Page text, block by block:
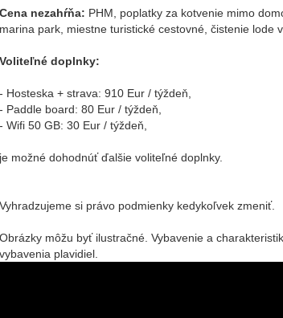
Cena nezahŕňa: PHM, poplatky za kotvenie mimo
marina park, miestne turistické cestovné, čistenie lode
Voliteľné doplnky:
- Hosteska + strava: 910 Eur / týždeň,
- Paddle board: 80 Eur / týždeň,
- Wifi 50 GB: 30 Eur / týždeň,
je možné dohodnúť ďalšie voliteľné doplnky.
Vyhradzujeme si právo podmienky kedykoľvek zmeniť.
Obrázky môžu byť ilustračné. Vybavenie a
vybavenia plavidiel.